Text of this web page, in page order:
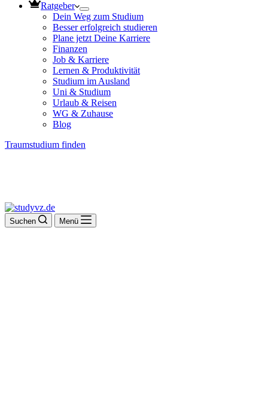
Ratgeber
Dein Weg zum Studium
Besser erfolgreich studieren
Plane jetzt Deine Karriere
Finanzen
Job & Karriere
Lernen & Produktivität
Studium im Ausland
Uni & Studium
Urlaub & Reisen
WG & Zuhause
Blog
Traumstudium finden
Suchen Menü